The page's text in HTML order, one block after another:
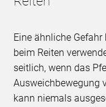
Eine ähnliche
beim Reiten
seitlich, wenn das
Ausweichbewegung
kann niemals